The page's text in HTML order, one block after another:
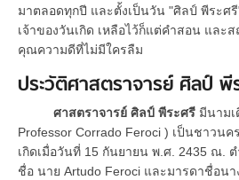
มาตลอดทุกปี และตั้งเป็นวัน "ศิลป์ พีระศรี
เจ้าของวันเกิด เหลือไว้ก็แต่คำสอน และ
คุณความดีที่ไม่มีใครลืม
ประวัติศาสตราจารย์ ศิลป์ พี
ศาสตราจารย์ ศิลป์ พีระศรี มีนามเ
Professor Corrado Feroci ) เป็นชาวน
เกิดเมื่อวันที่ 15 กันยายน พ.ศ. 2435 ณ.
ชื่อ นาย Artudo Feroci และมารดาชื่อน